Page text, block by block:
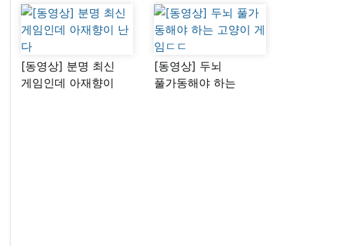
[동영상] 분명 최신
게임인데 아재향이
[동영상] 두뇌
풀가동해야 하는